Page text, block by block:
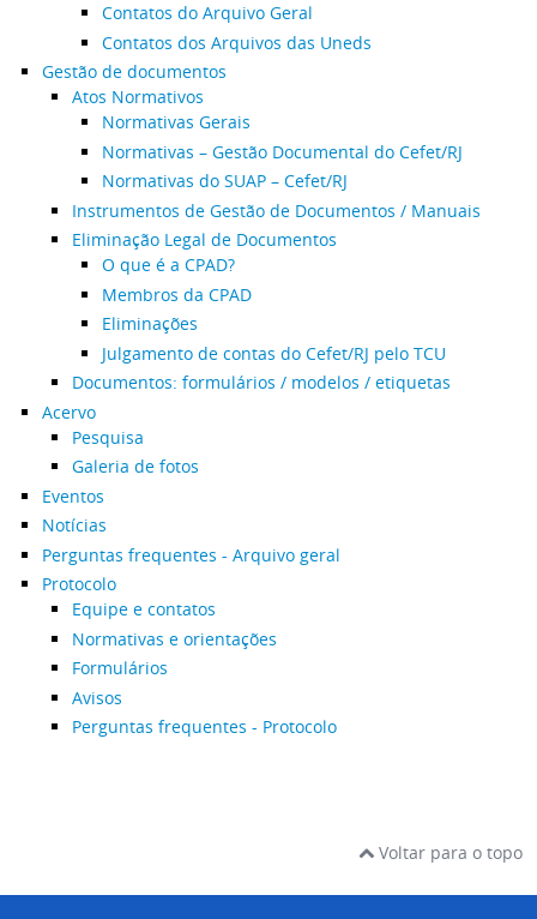
Contatos do Arquivo Geral
Contatos dos Arquivos das Uneds
Gestão de documentos
Atos Normativos
Normativas Gerais
Normativas – Gestão Documental do Cefet/RJ
Normativas do SUAP – Cefet/RJ
Instrumentos de Gestão de Documentos / Manuais
Eliminação Legal de Documentos
O que é a CPAD?
Membros da CPAD
Eliminações
Julgamento de contas do Cefet/RJ pelo TCU
Documentos: formulários / modelos / etiquetas
Acervo
Pesquisa
Galeria de fotos
Eventos
Notícias
Perguntas frequentes - Arquivo geral
Protocolo
Equipe e contatos
Normativas e orientações
Formulários
Avisos
Perguntas frequentes - Protocolo
Voltar para o topo